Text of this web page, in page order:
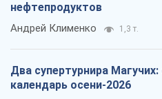
нефтепродуктов
Андрей Клименко 1,3 т.
Два супертурнира Магучих:
календарь осени-2026